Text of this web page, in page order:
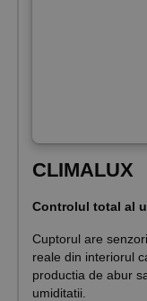
CLIMALUX
Controlul total al
Cuptorul are
reale din interiorul
productia de abur
umiditatii.